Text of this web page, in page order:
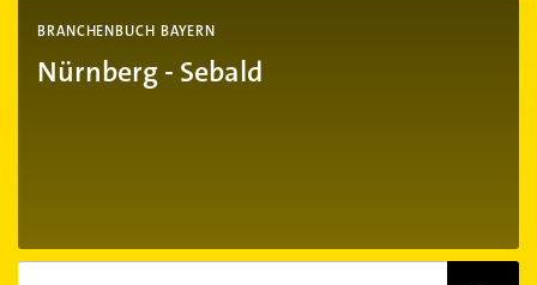
BRANCHENBUCH BAYERN
Nürnberg - Sebald